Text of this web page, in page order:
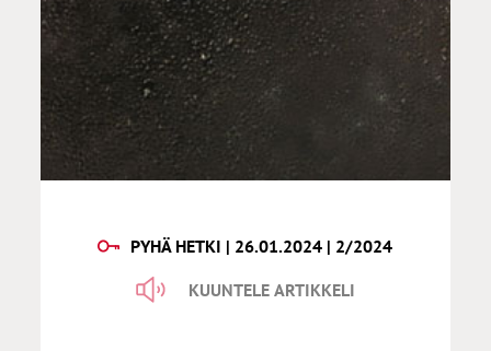
PYHÄ HETKI | 26.01.2024 | 2/2024
KUUNTELE ARTIKKELI